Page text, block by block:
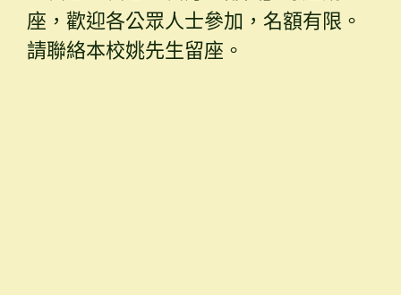
座，歡迎各公眾人士參加，名額有限。
請聯絡本校姚先生留座。